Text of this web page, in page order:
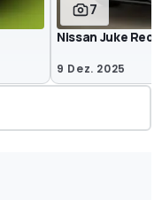
7
Nissan Juke
9 Dez. 2025